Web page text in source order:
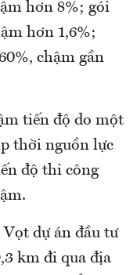
hơn 8%; gói
hơn 1,6%;
chậm gần
tiến độ do một
thời nguồn lực
độ thi công
dự án đầu tư
km đi qua địa